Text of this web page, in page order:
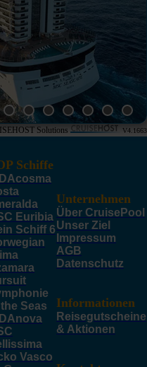
Solutions V4.1663
Schiffe
Euribia
Schiff 6
Seas
Vasco
Unternehmen
Über CruisePool
Unser Ziel
Impressum
AGB
Datenschutz
Informationen
Reisegutscheine
& Aktionen